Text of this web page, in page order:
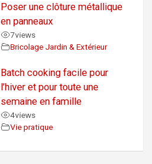
Poser une clôture métallique
en panneaux
7views
Bricolage Jardin & Extérieur
Batch cooking facile pour
l’hiver et pour toute une
semaine en famille
4views
Vie pratique